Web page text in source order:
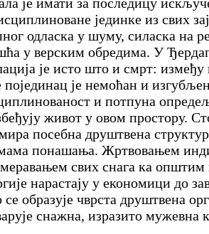
јединке из свих
одласка у шуму, силаска на
у верским обредима. У
је исто што и смрт:
појединац је немоћан и
и потпуна
живот у овом простору.
посебна друштвена
понашања. Жртвовањем
свих снага ка
нарастају у економици до
се образује чврста друштвена
снажна, изразито мужевна